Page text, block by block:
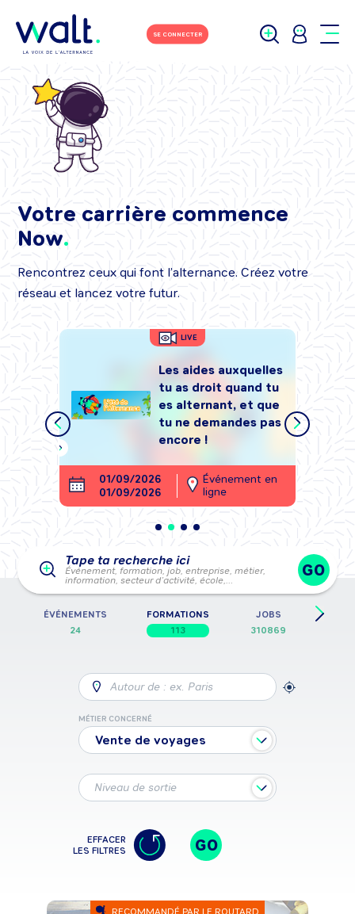
SE CONNECTER
Votre carrière commence
Now
Rencontrez ceux qui font l’alternance. Créez votre
réseau et lancez votre futur.
LIVE
Les aides auxquelles
tu as droit quand tu
es alternant, et que
tu ne demandes pas
encore !
01/09/2026
01/09/2026
Événement en
ligne
Tape ta recherche ici
Événement, formation, job, entreprise, métier,
information, secteur d’activité, école,…
GO
ÉVÉNEMENTS
24
FORMATIONS
113
JOBS
310869
EFFACER
LES FILTRES
Autour de : ex. Paris
MÉTIER CONCERNÉ
Vente de voyages
Niveau de sortie
GO
RECOMMANDÉ PAR LE ROUTARD